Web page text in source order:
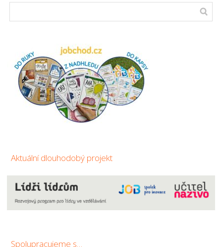
Aktuální dlouhodobý projekt
Spolupracujeme s…